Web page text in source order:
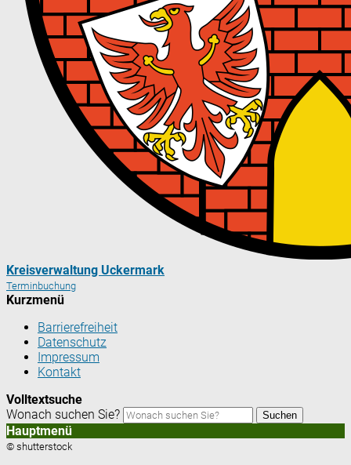
Kreisverwaltung Uckermark
Terminbuchung
Kurzmenü
Barrierefreiheit
Datenschutz
Impressum
Kontakt
Volltextsuche
Wonach suchen Sie?
Suchen
Hauptmenü
© shutterstock